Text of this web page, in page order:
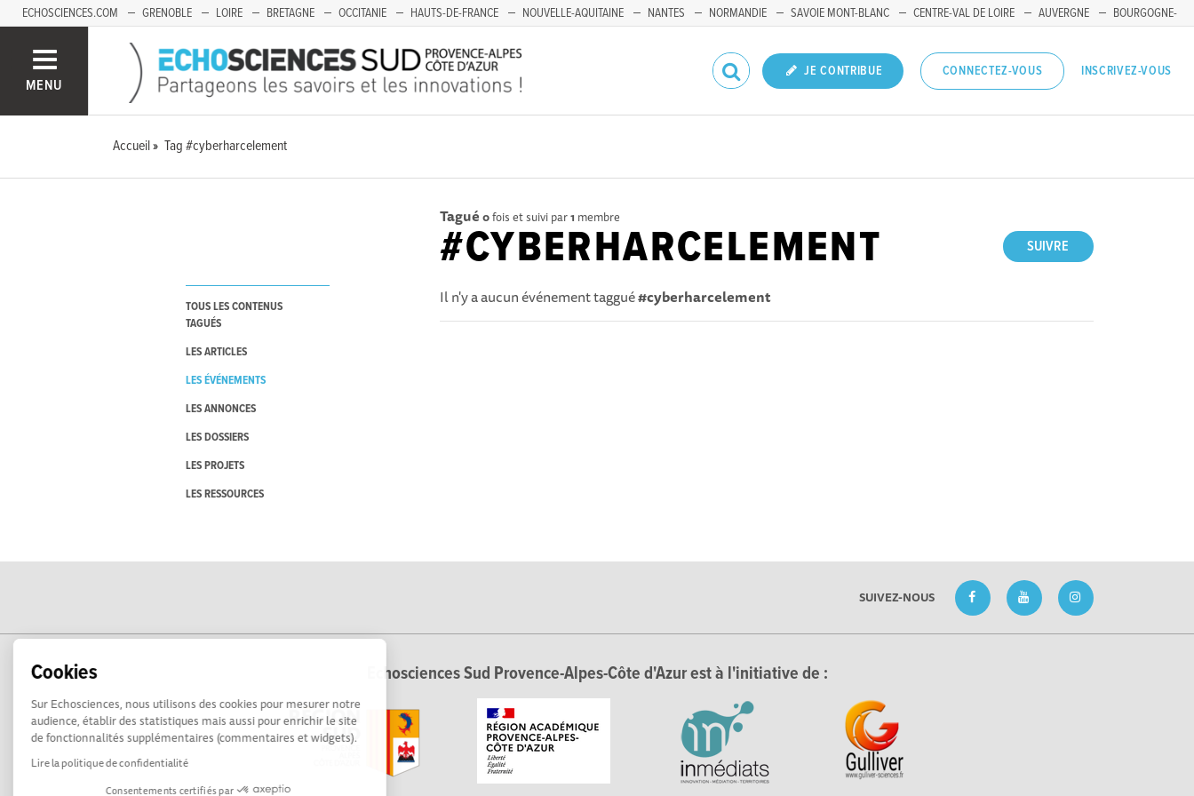
Cookies
Sur Echosciences, nous utilisons des cookies pour mesurer notre
audience, établir des statistiques mais aussi pour enrichir le site
de fonctionnalités supplémentaires (commentaires et widgets).
Lire la politique de confidentialité
Consentements certifiés par
ECHOSCIENCES.COM GRENOBLE LOIRE BRETAGNE OCCITANIE HAUTS-DE-FRANCE NOUVELLE-AQUITAINE NANTES NORMANDIE SAVOIE MONT-BLANC CENTRE-VAL DE LOIRE AUVERGNE
BOURGOGNE-
MENU
JE CONTRIBUE CONNECTEZ-VOUS INSCRIVEZ-VOUS
Accueil Tag #cyberharcelement
TOUS LES CONTENUS
TAGUÉS
LES ARTICLES
LES ÉVÉNEMENTS
LES ANNONCES
LES DOSSIERS
LES PROJETS
LES RESSOURCES
Tagué 0fois et suivi par1 membre
SUIVRE
#CYBERHARCELEMENT
Il n'y a aucun événement taggué#cyberharcelement
SUIVEZ-NOUS
Echosciences Sud Provence-Alpes-Côte d'Azur est à l'initiative de :